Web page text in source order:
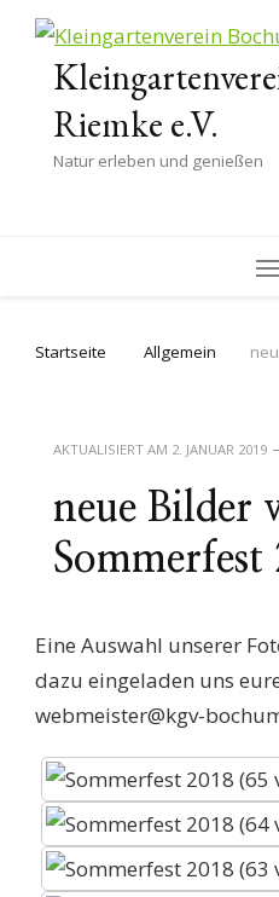
Riemke e.V.
Natur erleben und genießen
Startseite Allgemein
AKTUALISIERT AM 2. JANUAR 2019
neue Bilder
Sommerfest
Eine Auswahl unserer
dazu eingeladen uns
webmeister@kgv-